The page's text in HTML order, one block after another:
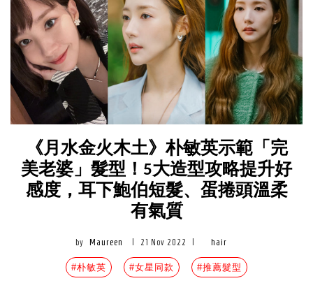
《月水金火木土》朴敏英示範「完
美老婆」髮型！5大造型攻略提升好
感度，耳下鮑伯短髮、蛋捲頭溫柔
有氣質
by Maureen 21 Nov 2022 hair
#朴敏英 #女星同款 #推薦髮型